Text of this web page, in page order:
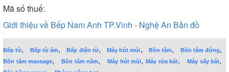
Mã số thuế:
Giới thiệu về Bếp Nam Anh TP.Vinh - Nghệ An Bản đồ
Bếp từ, Bếp từ âm,Bếp điện từ,Máy hút mùi, Bồn tắm, Bồn tắm đứng,
Bồn tắm massage,Bồn tắm nằm,Máy hút mùi,Máy rửa bát,Máy sấy bát,